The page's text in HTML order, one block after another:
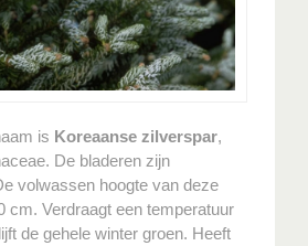
is Koreaanse zilverspar,
De bladeren zijn
volwassen hoogte van deze
cm. Verdraagt een temperatuur
de gehele winter groen. Heeft